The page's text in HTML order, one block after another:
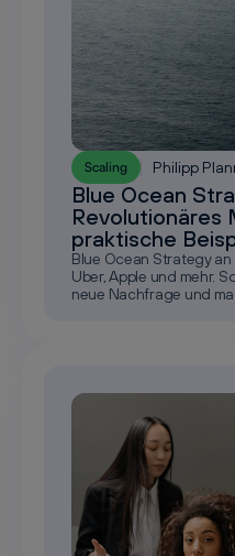
Scaling Philipp
Blue Ocean
Revolutionäres
praktische
Blue Ocean Strategy
Uber, Apple und mehr.
neue Nachfrage und